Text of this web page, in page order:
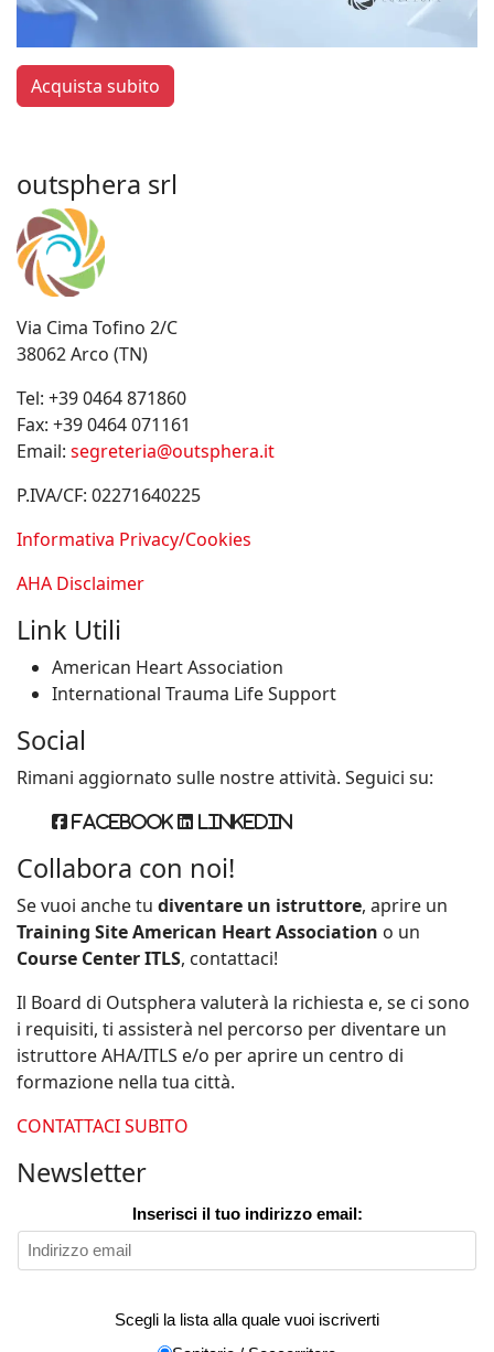
Acquista subito
outsphera srl
Via Cima Tofino 2/C
38062 Arco (TN)
Tel: +39 0464 871860
Fax: +39 0464 071161
Email: segreteria@outsphera.it
P.IVA/CF: 02271640225
Informativa Privacy/Cookies
AHA Disclaimer
Link Utili
American Heart Association
International Trauma Life Support
Social
Rimani aggiornato sulle nostre attività. Seguici su:
Facebook Linkedin
Collabora con noi!
Se vuoi anche tu diventare un istruttore, aprire un
Training Site American Heart Association o un
Course Center ITLS, contattaci!
Il Board di Outsphera valuterà la richiesta e, se ci sono
i requisiti, ti assisterà nel percorso per diventare un
istruttore AHA/ITLS e/o per aprire un centro di
formazione nella tua città.
CONTATTACI SUBITO
Newsletter
Inserisci il tuo indirizzo email:
Scegli la lista alla quale vuoi iscriverti